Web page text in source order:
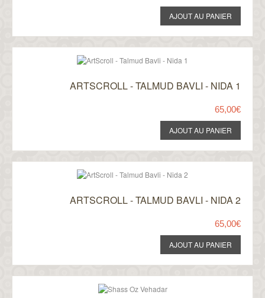
ARTSCROLL - TALMUD BAVLI - NIDA 1
65,00€
ARTSCROLL - TALMUD BAVLI - NIDA 2
65,00€